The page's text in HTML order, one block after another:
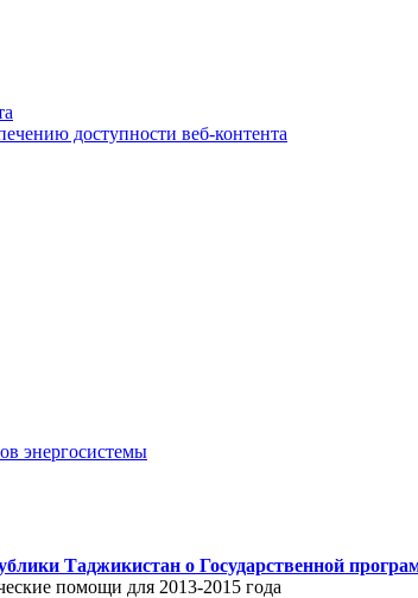
доступности веб-контента
энергосистемы
Таджикистан о Государственной
помощи для 2013-2015 года